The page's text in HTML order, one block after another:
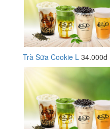
Trà Sữa Cookie L 34.000đ